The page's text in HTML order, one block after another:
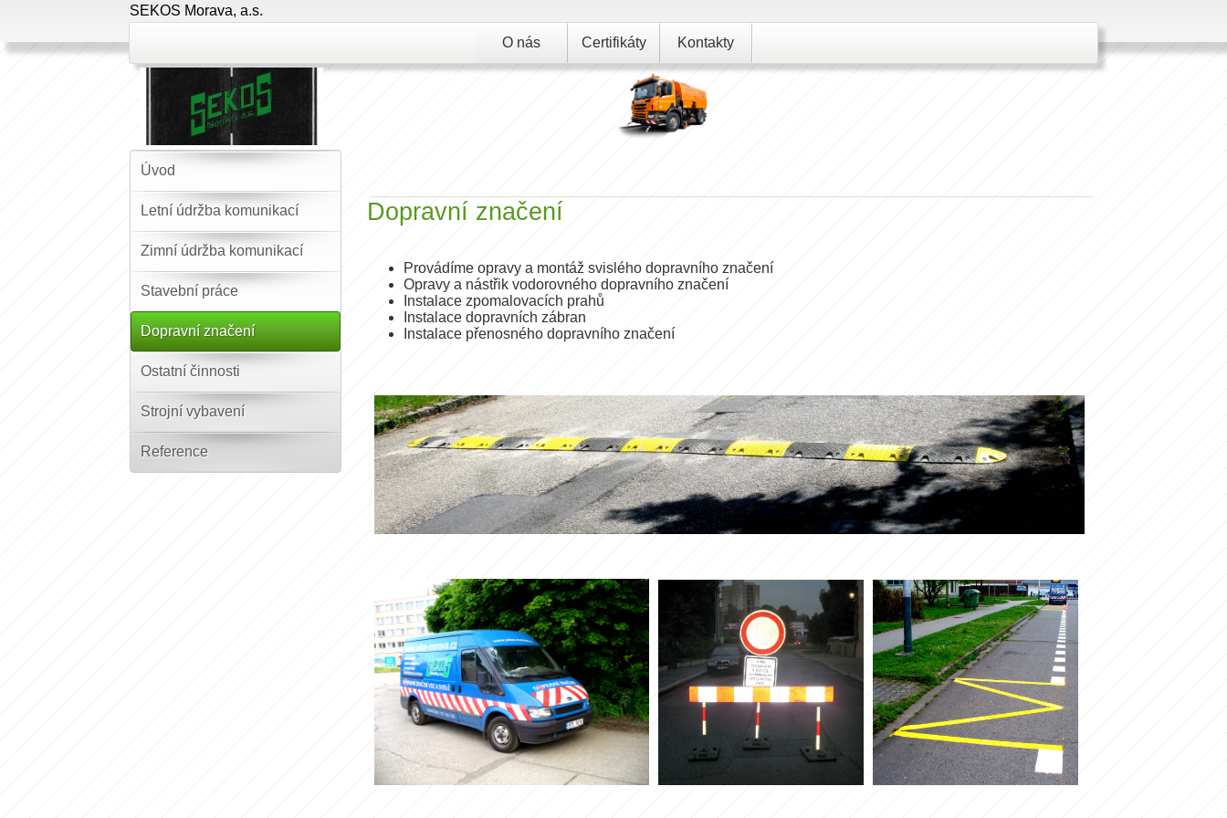
SEKOS Morava, a.s.
O nás Certifikáty Kontakty
Úvod
Letní údržba komunikací
Zimní údržba komunikací
Stavební práce
Dopravní značení
Ostatní činnosti
Strojní vybavení
Reference
Dopravní značení
Provádíme opravy a montáž svislého dopravního značení
Opravy a nástřik vodorovného dopravního značení
Instalace zpomalovacích prahů
Instalace dopravních zábran
Instalace přenosného dopravního značení